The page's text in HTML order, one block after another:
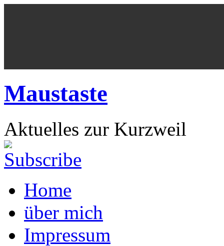
Maustaste
Aktuelles zur Kurzweil
Home
über mich
Impressum